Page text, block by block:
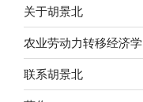
关于胡景北
农业劳动力转移经济学
联系胡景北